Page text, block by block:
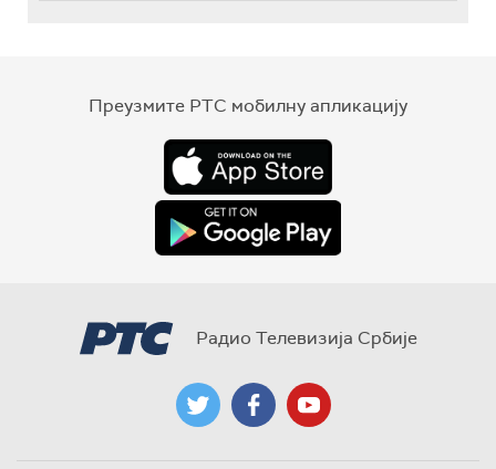
Преузмите РТС мобилну апликацију
Радио Телевизија Србије